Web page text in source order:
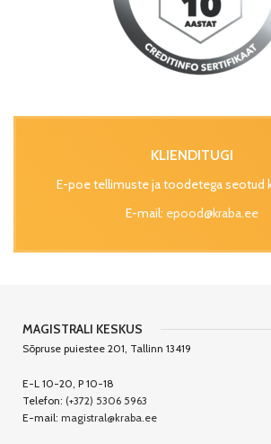
KLIENDITUGI
E-poe tellimuste ja toodetega seotud
E-mail: epood@kraba.ee
MAGISTRALI KESKUS
Sõpruse puiestee 201, Tallinn 13419
E-L 10-20, P 10-18
Telefon: (+372) 5306 5963
E-mail: magistral@kraba.ee